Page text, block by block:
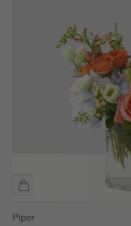
Piper